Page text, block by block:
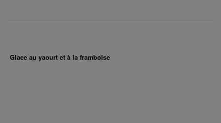
Glace au yaourt et à la framboise